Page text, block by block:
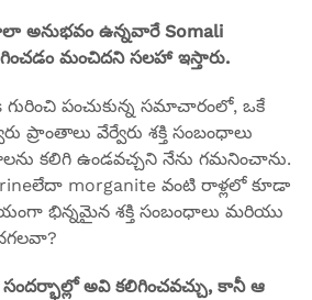
అనుభవం ఉన్నవారే Somali
మంచిదని సలహా ఇస్తారు.
గురించి పంచుకున్న సమాచారంలో, ఒకే
ప్రాంతాలు వేర్వేరు శక్తి సంబంధాలు
కలిగి ఉండవచ్చని నేను గమనించాను.
morganite వంటి రాళ్లలో కూడా
భిన్నమైన శక్తి సంబంధాలు మరియు
సందర్భాల్లో అవి కలిగించవచ్చు, కానీ ఆ